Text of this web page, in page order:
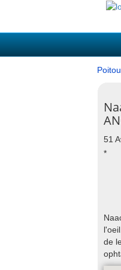
51
*
de